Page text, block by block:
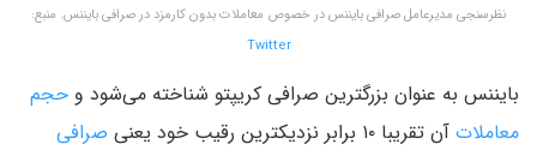
نظرسنجی مدیرعامل صرافی بایننس در خصوص معاملات بدون کارمزد در صرافی بایننس. منبع:
Twitter
بایننس به عنوان بزرگترین صرافی کریپتو شناخته می‌شود و حجم
معاملات آن تقریبا ۱۰ برابر نزدیکترین رقیب خود یعنی
صرافی